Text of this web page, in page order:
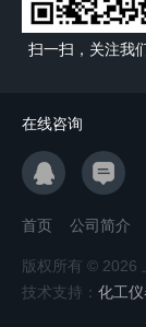
扫一扫，关注我
在线咨询
首页 公司简介
版权所有 © 2026
技术支持： 化工